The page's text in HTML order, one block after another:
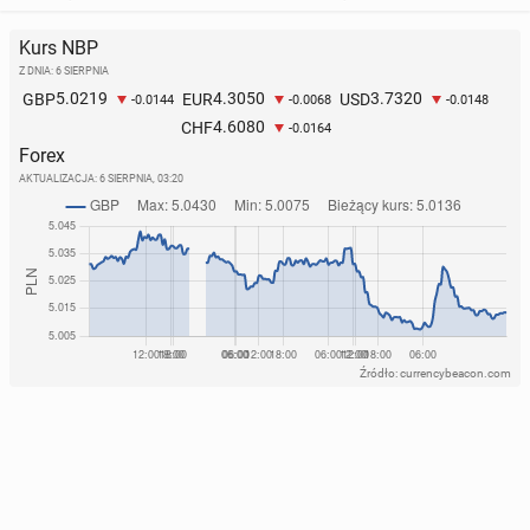
Kurs NBP
Z DNIA: 6 SIERPNIA
GBP5.0219 -0.0144 EUR4.3050 -0.0068 USD3.7320 -0.0148
CHF4.6080 -0.0164
Forex
AKTUALIZACJA: 6 SIERPNIA, 03:20
Źródło: currencybeacon.com